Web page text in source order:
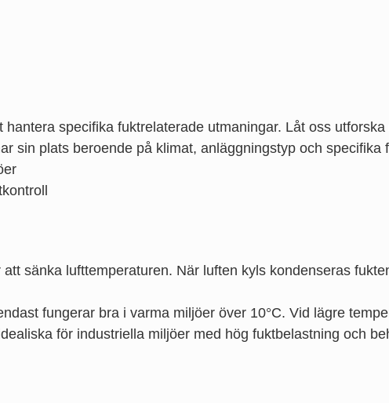
specifika fuktrelaterade utmaningar. Låt oss
sin plats beroende på klimat, anläggningstyp och specifika
sänka lufttemperaturen. När luften kyls kondenseras
fungerar bra i varma miljöer över 10°C. Vid lägre
för industriella miljöer med hög fuktbelastning och